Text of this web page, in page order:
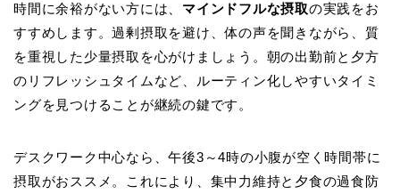
時間に余裕がない方には、 マインドフルな摂取の実践をお
すすめします。過剰摂取を避け、体の声を聞きながら、質
を重視した少量摂取を心がけましょう。朝の出勤前と夕方
のリフレッシュタイムなど、ルーティン化しやすいタイミ
ングを見つけることが継続の鍵です。
デスクワーク中心なら、午後3～4時の小腹が空く時間帯に
摂取がおススメ。これにより、集中力維持と夕食の過食防